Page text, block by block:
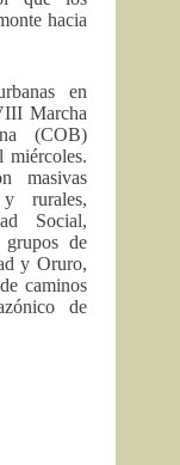
hacia
en
Marcha
(COB)
masivas
rurales,
Social,
de
y Oruro,
caminos
de